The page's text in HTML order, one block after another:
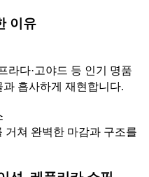
이유
라다·고야드 등 인기 명품
흡사하게 재현합니다.
거쳐 완벽한 마감과 구조를